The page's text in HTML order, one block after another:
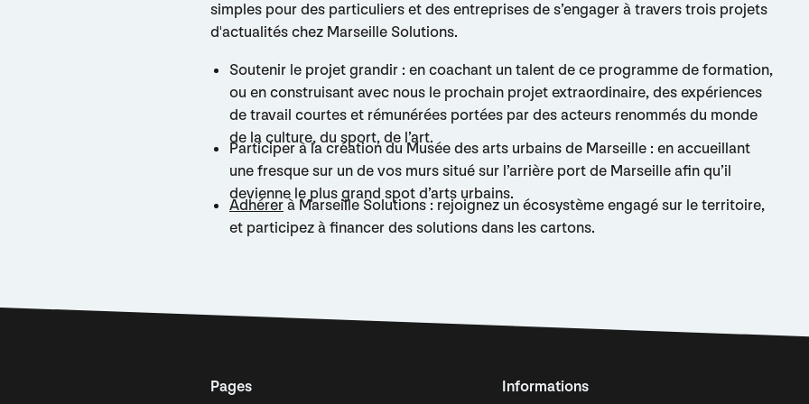
simples pour des particuliers et des entreprises de s’engager à travers trois projets
d'actualités chez Marseille Solutions.
Soutenir le projet grandir : en coachant un talent de ce programme de formation,
ou en construisant avec nous le prochain projet extraordinaire, des expériences
de travail courtes et rémunérées portées par des acteurs renommés du monde
de la culture, du sport, de l’art.
Participer à la création du Musée des arts urbains de Marseille : en accueillant
une fresque sur un de vos murs situé sur l’arrière port de Marseille afin qu’il
devienne le plus grand spot d’arts urbains.
Adhérerà Marseille Solutions : rejoignez un écosystème engagé sur le territoire,
et participez à financer des solutions dans les cartons.
Pages Informations